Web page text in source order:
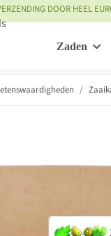
DOOR HEEL
Zaden